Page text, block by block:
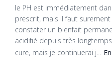
le PH est immédiatement
prescrit, mais il faut
constater un bienfait
acidifié depuis très
cure, mais je continuerai j...